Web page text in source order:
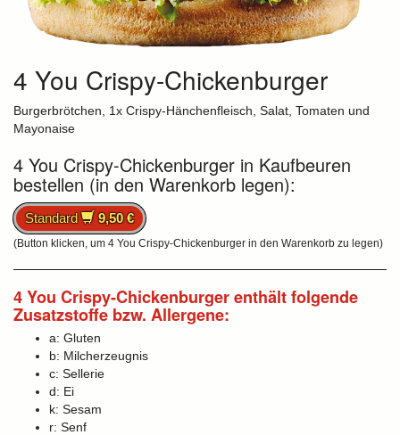
4 You Crispy-Chickenburger
Burgerbrötchen, 1x Crispy-Hänchenfleisch, Salat, Tomaten und
Mayonaise
4 You Crispy-Chickenburger in Kaufbeuren
bestellen (in den Warenkorb legen):
Standard 9,50 €
(Button klicken, um 4 You Crispy-Chickenburger in den Warenkorb zu legen)
4 You Crispy-Chickenburger enthält folgende
Zusatzstoffe bzw. Allergene:
a: Gluten
b: Milcherzeugnis
c: Sellerie
d: Ei
k: Sesam
r: Senf